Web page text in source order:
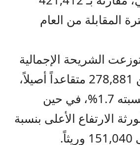
المقابلة من العام
الشريحة الإجمالية
للمستفيدين بين 278,881 متقاعداً أصيلاً،
مسجلين نمواً نسبته 1.7%، في حين
الارتفاع الأعلى بنسبة